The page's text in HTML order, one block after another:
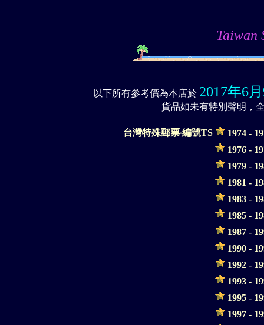
Taiwan
以下所有參考價為本店於 2017年6
貨品如未有特別聲明，
台灣特殊郵票‧編號TS
1974 -
1976 -
1979 -
1981 -
1983 -
1985 -
1987 -
1990 -
1992 -
1993 -
1995 -
1997 -